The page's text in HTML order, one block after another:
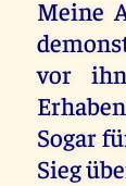
Meine
vor
Sogar
Sieg